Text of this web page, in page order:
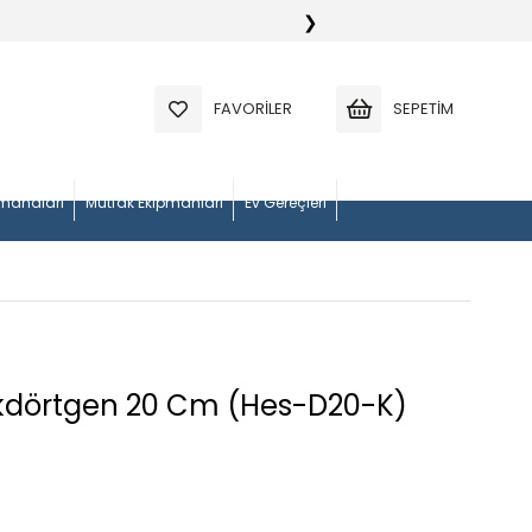
❯
FAVORILER SEPETIM
Mutfak Ekipmanları Ev Gereçleri
20 Cm (Hes-D20-K)